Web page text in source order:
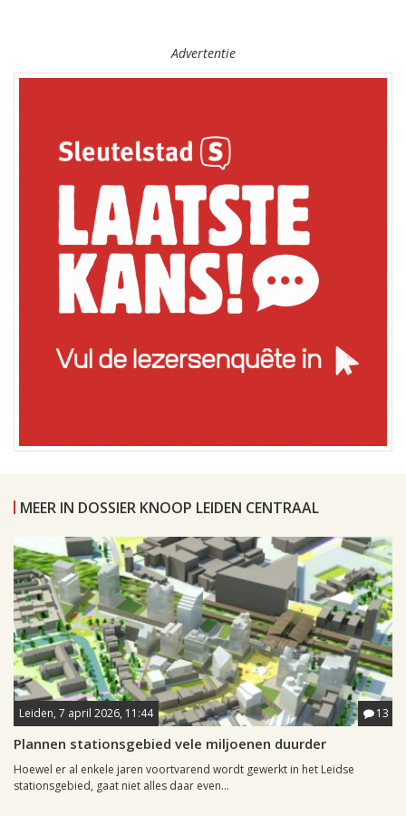
Advertentie
MEER IN DOSSIER KNOOP LEIDEN CENTRAAL
Leiden, 7 april 2026, 11:44 13
Plannen stationsgebied vele miljoenen duurder
Hoewel er al enkele jaren voortvarend wordt gewerkt in het Leidse
stationsgebied, gaat niet alles daar even...